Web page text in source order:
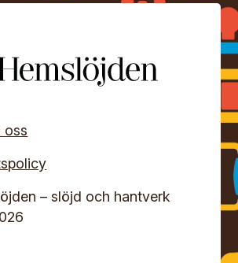
oss
– slöjd och hantverk